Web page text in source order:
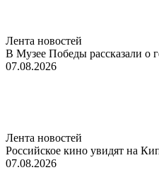
Лента новостей
В Музее Победы рассказали о
07.08.2026
Лента новостей
Российское кино увидят на
07.08.2026